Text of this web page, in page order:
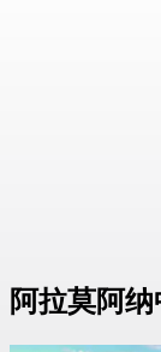
阿拉莫阿